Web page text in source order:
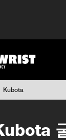
Finland
Denmark
China
Australia
Kubota